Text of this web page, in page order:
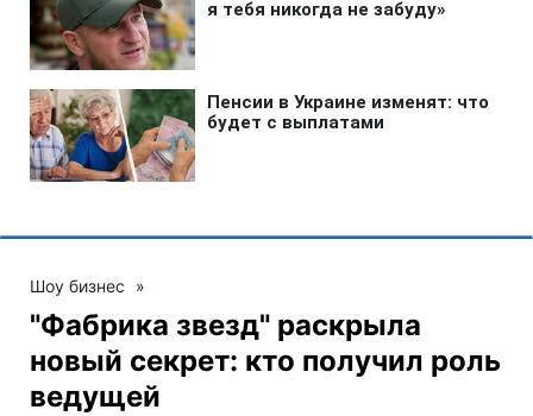
Шоу бизнес »
"Фабрика звезд" раскрыла
новый секрет: кто получил роль
ведущей